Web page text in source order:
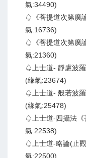
氣:34490)
♤《菩提道次第廣
氣:16736)
♤《菩提道次第廣
氣:21360)
♤上士道- 靜慮波羅
(緣氣:23674)
♤上士道- 般若波羅
(緣氣:25478)
♤上士道-四攝法《
氣:22538)
♤上士道-略論(止
氣:22500)